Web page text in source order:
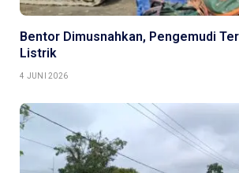
Bentor Dimusnahkan, Pengemudi
Listrik
4 JUNI 2026